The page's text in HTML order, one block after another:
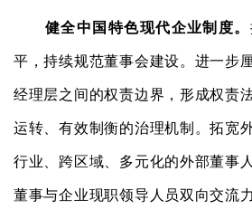
健全中国特色现代企业制度。
平，持续规范董事会建设。进一步
经理层之间的权责边界，形成权责
运转、有效制衡的治理机制。拓宽
行业、跨区域、多元化的外部董事
董事与企业现职领导人员双向交流